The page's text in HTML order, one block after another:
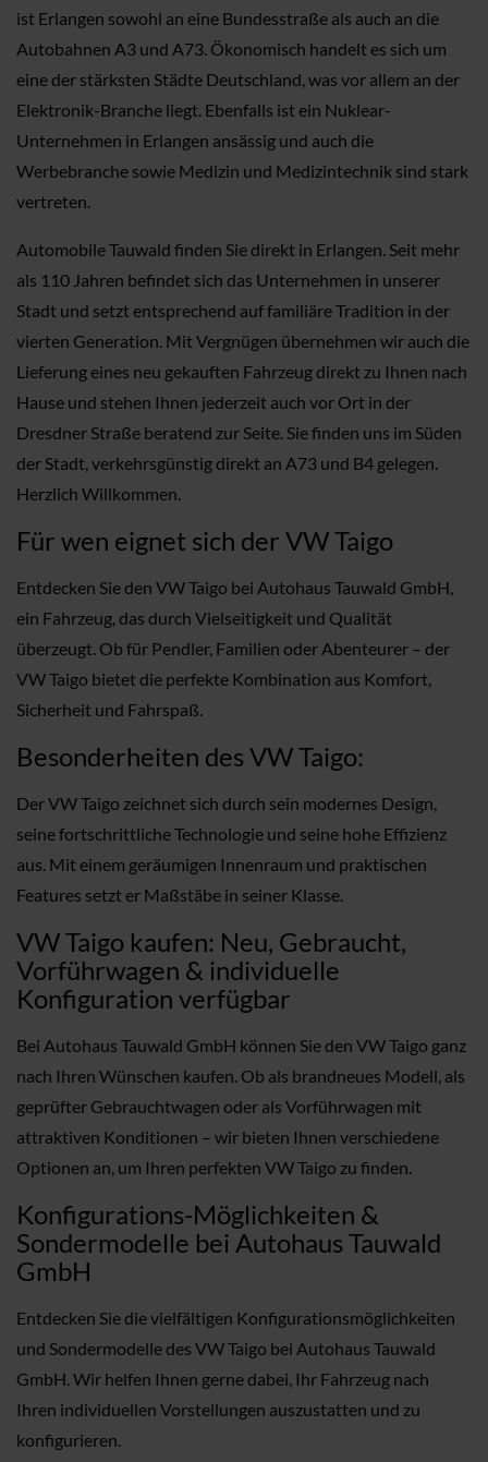
ist Erlangen sowohl an eine Bundesstraße als auch an die
Autobahnen A3 und A73. Ökonomisch handelt es sich um
eine der stärksten Städte Deutschland, was vor allem an der
Elektronik-Branche liegt. Ebenfalls ist ein Nuklear-
Unternehmen in Erlangen ansässig und auch die
Werbebranche sowie Medizin und Medizintechnik sind stark
vertreten.
Automobile Tauwald finden Sie direkt in Erlangen. Seit mehr
als 110 Jahren befindet sich das Unternehmen in unserer
Stadt und setzt entsprechend auf familiäre Tradition in der
vierten Generation. Mit Vergnügen übernehmen wir auch die
Lieferung eines neu gekauften Fahrzeug direkt zu Ihnen nach
Hause und stehen Ihnen jederzeit auch vor Ort in der
Dresdner Straße beratend zur Seite. Sie finden uns im Süden
der Stadt, verkehrsgünstig direkt an A73 und B4 gelegen.
Herzlich Willkommen.
Für wen eignet sich der VW Taigo
Entdecken Sie den VW Taigo bei Autohaus Tauwald GmbH,
ein Fahrzeug, das durch Vielseitigkeit und Qualität
überzeugt. Ob für Pendler, Familien oder Abenteurer – der
VW Taigo bietet die perfekte Kombination aus Komfort,
Sicherheit und Fahrspaß.
Besonderheiten des VW Taigo:
Der VW Taigo zeichnet sich durch sein modernes Design,
seine fortschrittliche Technologie und seine hohe Effizienz
aus. Mit einem geräumigen Innenraum und praktischen
Features setzt er Maßstäbe in seiner Klasse.
VW Taigo kaufen: Neu, Gebraucht,
Vorführwagen & individuelle
Konfiguration verfügbar
Bei Autohaus Tauwald GmbH können Sie den VW Taigo ganz
nach Ihren Wünschen kaufen. Ob als brandneues Modell, als
geprüfter Gebrauchtwagen oder als Vorführwagen mit
attraktiven Konditionen – wir bieten Ihnen verschiedene
Optionen an, um Ihren perfekten VW Taigo zu finden.
Konfigurations-Möglichkeiten &
Sondermodelle bei Autohaus Tauwald
GmbH
Entdecken Sie die vielfältigen Konfigurationsmöglichkeiten
und Sondermodelle des VW Taigo bei Autohaus Tauwald
GmbH. Wir helfen Ihnen gerne dabei, Ihr Fahrzeug nach
Ihren individuellen Vorstellungen auszustatten und zu
konfigurieren.